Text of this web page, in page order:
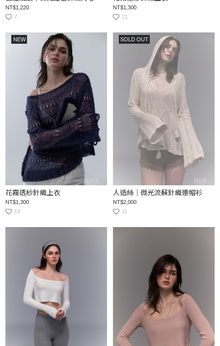
NT$1,220
7
NT$1,300
21
NEW
花霧透紗針織上衣
NT$1,300
19
SOLD OUT
人造絲｜微光流蘇針織連帽衫
NT$2,000
11